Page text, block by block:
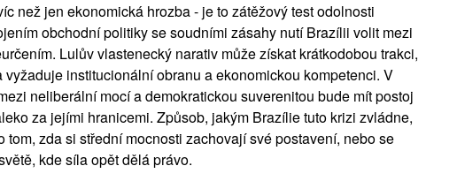
než jen ekonomická hrozba - je to zátěžový test odolnosti
obchodní politiky se soudními zásahy nutí Brazílii volit mezi
Lulův vlastenecký narativ může získat krátkodobou trakci,
vyžaduje institucionální obranu a ekonomickou kompetenci. V
neliberální mocí a demokratickou suverenitou bude mít postoj
za jejími hranicemi. Způsob, jakým Brazílie tuto krizi zvládne,
tom, zda si střední mocnosti zachovají své postavení, nebo se
kde síla opět dělá právo.